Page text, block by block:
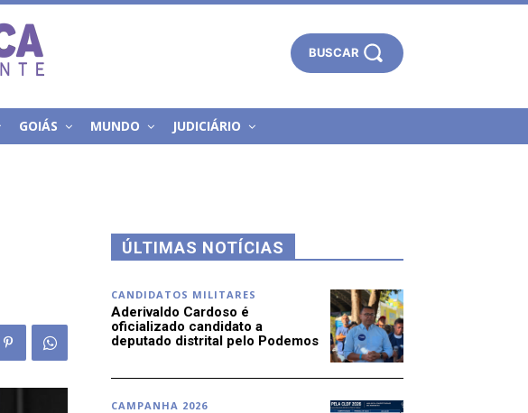
BUSCAR
GOIÁS MUNDO JUDICIÁRIO
ÚLTIMAS NOTÍCIAS
CANDIDATOS MILITARES
Aderivaldo Cardoso é
oficializado candidato a
deputado distrital pelo Podemos
CAMPANHA 2026